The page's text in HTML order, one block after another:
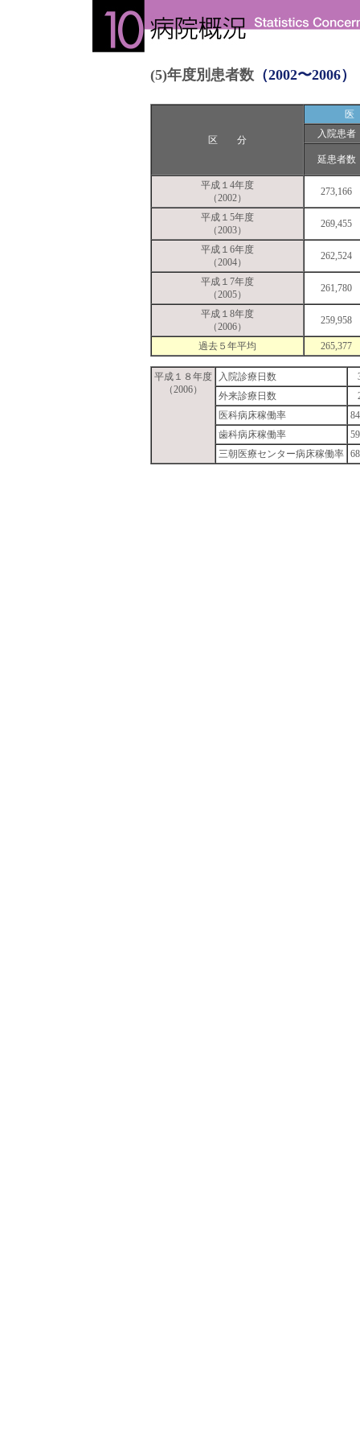
(5)年度別患者数 （2002〜2006）
区 分
入院患者
延患者数
平成１4年度
（2002）
273,166
平成１5年度
（2003）
269,455
平成１6年度
（2004）
262,524
平成１7年度
（2005）
261,780
平成１8年度
（2006）
259,958
過去５年平均 265,377
平成１８年度
（2006）
入院診療日数
外来診療日数
医科病床稼働率
歯科病床稼働率
三朝医療センター病床稼働率